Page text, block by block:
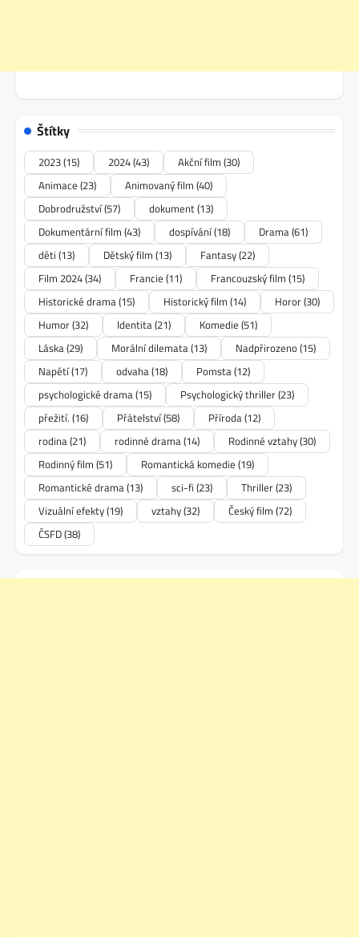
Štítky
2023(15) 2024(43) Akční film (30)
Animace (23) Animovaný film (40)
Dobrodružství(57) dokument(13)
Dokumentární film (43) dospívání(18) Drama(61)
děti (13) Dětský film (13) Fantasy(22)
Film 2024(34) Francie (11) Francouzský film (15)
Historické drama(15) Historický film (14) Horor(30)
Humor(32) Identita(21) Komedie (51)
Láska(29) Morální dilemata(13) Nadpřirozeno(15)
Napětí(17) odvaha(18) Pomsta(12)
psychologické drama(15) Psychologický thriller(23)
přežití. (16) Přátelství(58) Příroda(12)
rodina(21) rodinné drama(14) Rodinné vztahy(30)
Rodinný film (51) Romantická komedie (19)
Romantické drama(13) sci-fi (23) Thriller(23)
Vizuální efekty(19) vztahy(32) Český film (72)
ČSFD(38)